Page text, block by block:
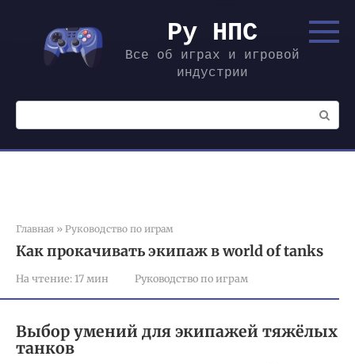
контенту
Ру НПС
Все об играх и игровой
индустрии
Поиск:
Главная » Руководство по играм
Как прокачивать экипаж в world of tanks
На чтение: 17 мин Руководство по играм
Выбор умений для экипажей тяжёлых
танков